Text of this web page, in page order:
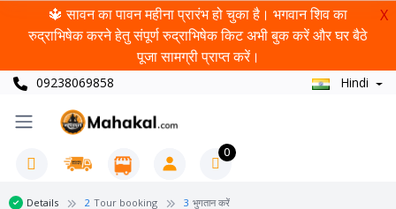
🔱 सावन का पावन महीना प्रारंभ हो चुका है। भगवान शिव का
रुद्राभिषेक करने हेतु संपूर्ण रुद्राभिषेक किट अभी बुक करें और घर बैठे
पूजा सामग्री प्राप्त करें।
X
09238069858 Hindi
0
Details 2 Tour booking 3 भुगतान करें